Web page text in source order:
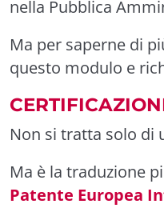
nella Pubblica
Ma per saperne di
questo modulo e
Non si tratta solo di
Ma è la traduzione
Patente Europea